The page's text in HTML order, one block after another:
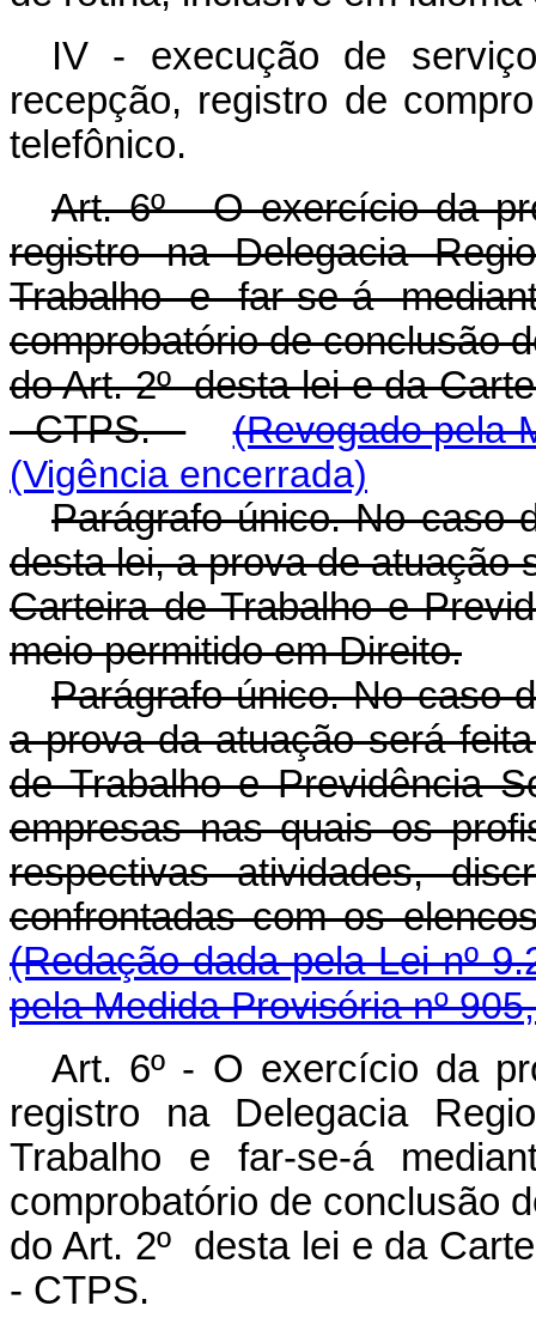
IV - execução de
recepção, registro de
telefônico.
Art. 6º - O exercício da
registro na Delegacia
Trabalho e far-se-á
comprobatório de conclusão
do Art. 2º desta lei e da
- CTPS.
(Revogado pela
(Vigência encerrada)
Parágrafo único. No caso
desta lei, a prova de atuação
Carteira de Trabalho e
meio permitido em Direito.
Parágrafo único. No caso
a prova da atuação será
de Trabalho e Previdência
empresas nas quais os
respectivas atividades,
confrontadas com os
(Redação dada pela Lei nº
pela Medida Provisória nº
Art. 6º - O exercício da
registro na Delegacia
Trabalho e far-se-á
comprobatório de conclusão
do Art. 2º desta lei e da
- CTPS.